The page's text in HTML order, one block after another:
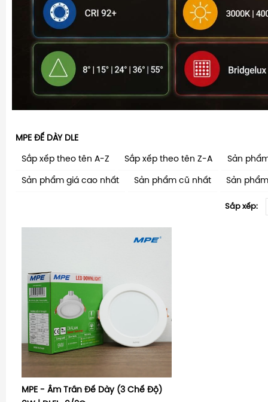
MPE ĐẾ DÀY DLE
Sắp xếp theo tên A-Z Sắp xếp theo tên Z-A Sản
Sản phẩm giá cao nhất Sản phẩm cũ nhất Sản
Sắp xếp:
MPE - Âm Trần Đế Dày (3 Chế Độ)